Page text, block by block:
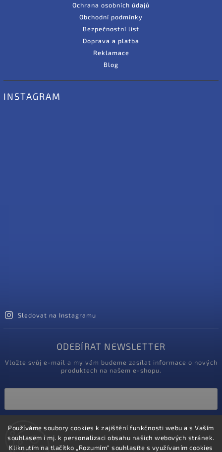
Používáme soubory cookies k zajištění funkčnosti webu a s Vaším
souhlasem i mj. k personalizaci obsahu našich webových stránek.
Kliknutím na tlačítko „Rozumím“ souhlasíte s využívaním cookies
Ochrana osobních údajů
Obchodní podmínky
Bezpečnostní list
Doprava a platba
Reklamace
Blog
INSTAGRAM
Sledovat na Instagramu
ODEBÍRAT NEWSLETTER
Vložte svůj e-mail a my vám budeme zasílat informace o nových
produktech na našem e-shopu.
podmínkami ochrany osobních údajů
Přihlásit se